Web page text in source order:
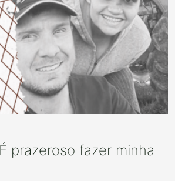
prazeroso fazer minha